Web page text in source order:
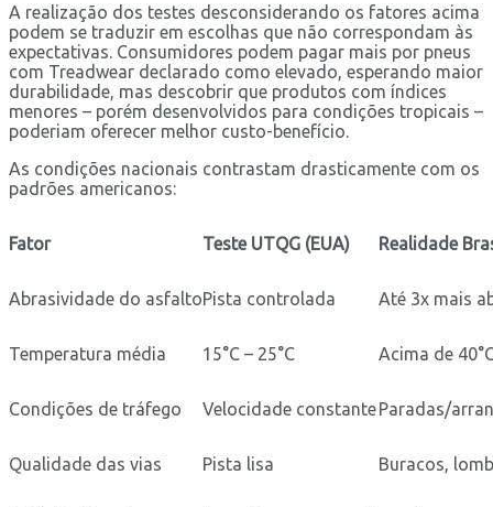
A realização dos testes desconsiderando os fatores acima
podem se traduzir em escolhas que não correspondam às
expectativas. Consumidores podem pagar mais por pneus
com Treadwear declarado como elevado, esperando maior
durabilidade, mas descobrir que produtos com índices
menores – porém desenvolvidos para condições tropicais –
poderiam oferecer melhor custo-benefício.
As condições nacionais contrastam drasticamente com os
padrões americanos:
Fator Teste UTQG (EUA) Realidade
Abrasividade do asfaltoPista controlada Até 3x mais
Temperatura média 15°C – 25°C Acima de
Condições de tráfego Velocidade constanteParadas/
Qualidade das vias Pista lisa Buracos,